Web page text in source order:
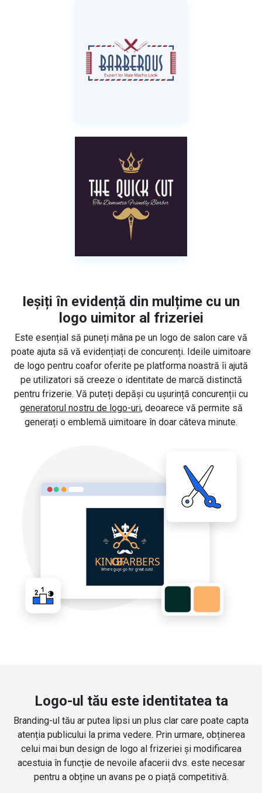
Ieșiți în evidență din mulțime cu un
logo uimitor al frizeriei
Este esențial să puneți mâna pe un logo de salon care vă
poate ajuta să vă evidențiați de concurenți. Ideile uimitoare
de logo pentru coafor oferite pe platforma noastră îi ajută
pe utilizatori să creeze o identitate de marcă distinctă
pentru frizerie. Vă puteți depăși cu ușurință concurenții cu
generatorul nostru de logo-uri, deoarece vă permite să
generați o emblemă uimitoare în doar câteva minute.
Logo-ul tău este identitatea ta
Branding-ul tău ar putea lipsi un plus clar care poate capta
atenția publicului la prima vedere. Prin urmare, obținerea
celui mai bun design de logo al frizeriei și modificarea
acestuia în funcție de nevoile afacerii dvs. este necesar
pentru a obține un avans pe o piață competitivă.